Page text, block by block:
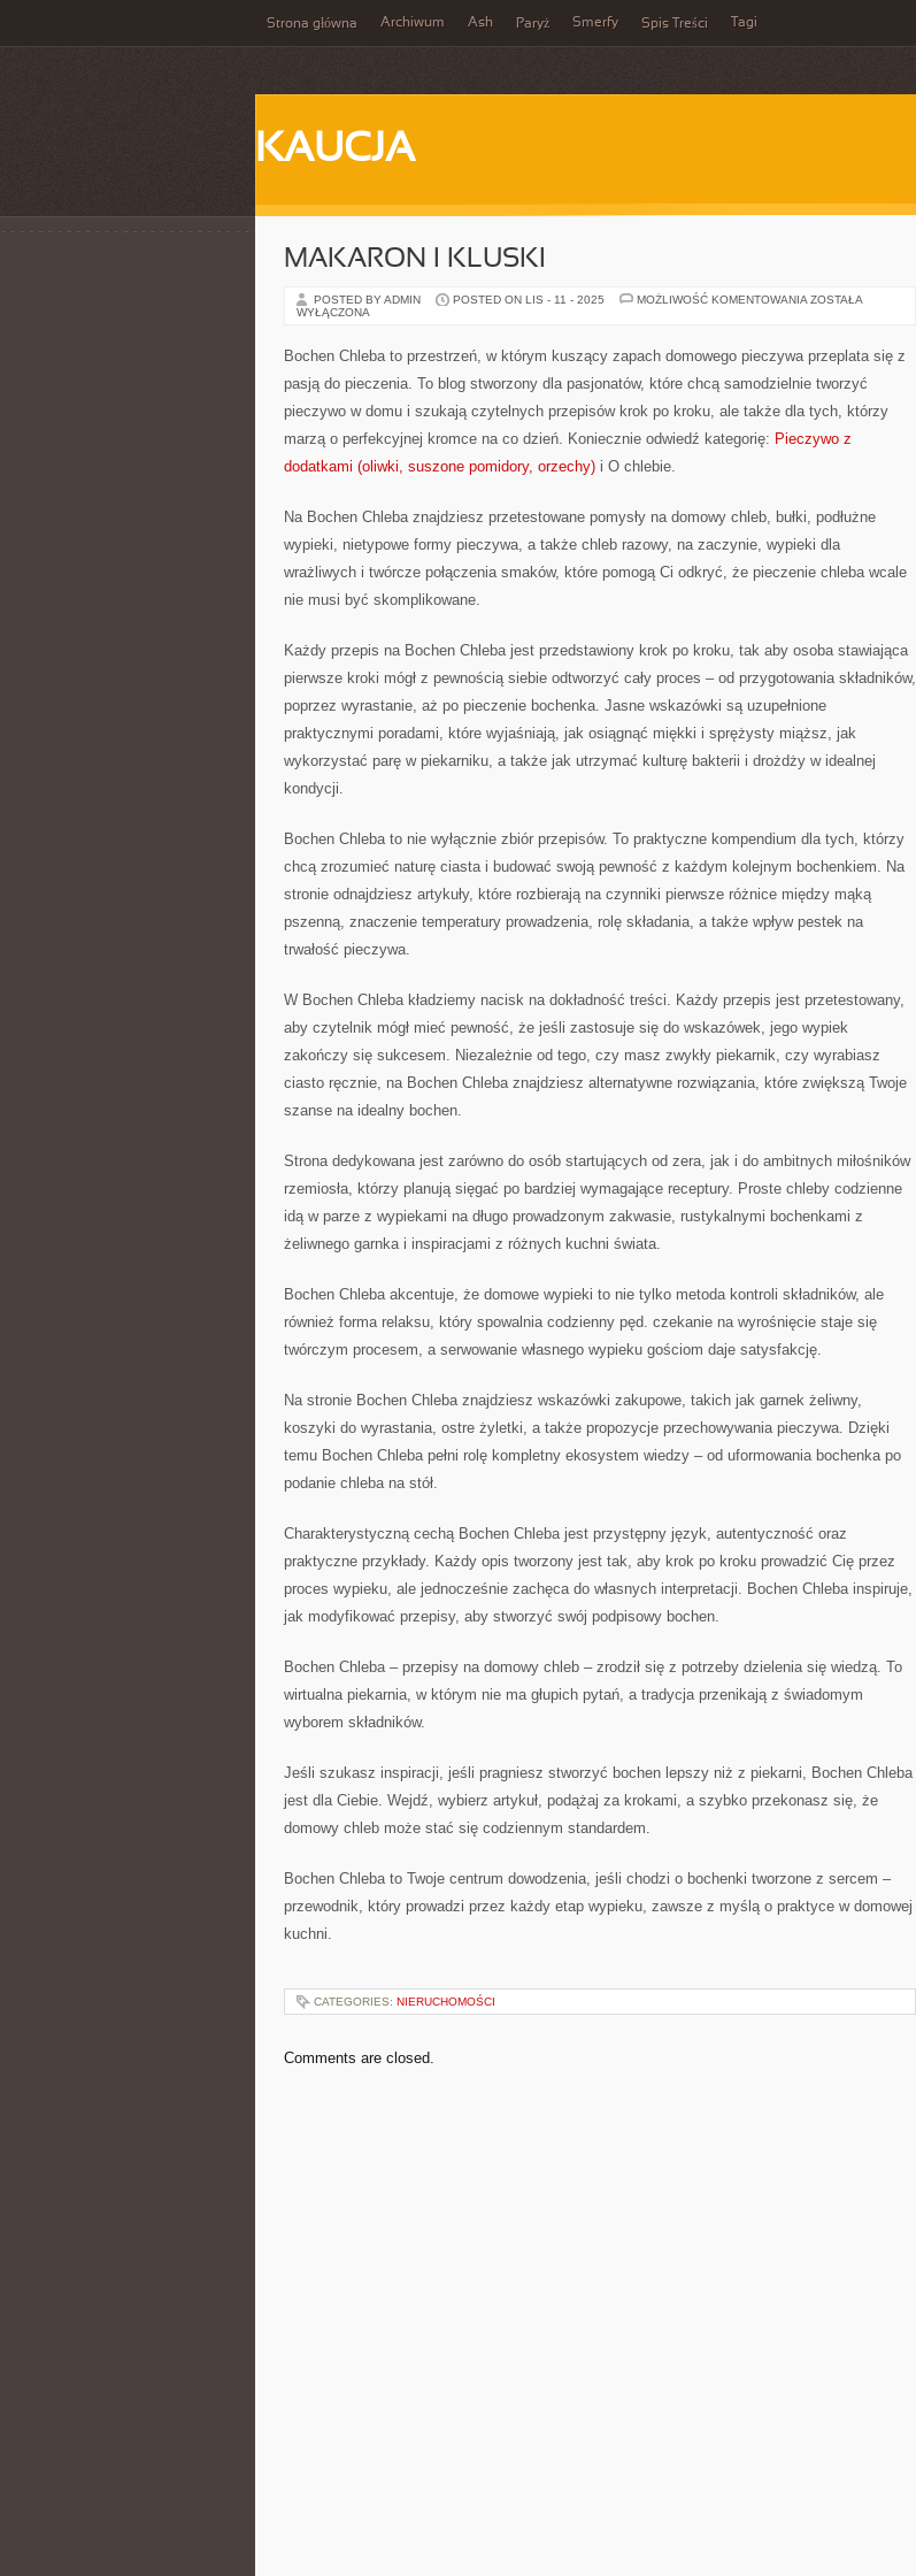
Strona główna Archiwum Ash Paryż Smerfy Spis Treści Tagi
KAUCJA
MAKARON I KLUSKI
POSTED BY ADMIN POSTED ON LIS - 11 - 2025 MOŻLIWOŚĆ KOMENTOWANIA MAKARON
ZOSTAŁA
WYŁĄCZONA
Bochen Chleba to przestrzeń, w którym kuszący zapach domowego pieczywa przeplata się z
pasją do pieczenia. To blog stworzony dla pasjonatów, które chcą samodzielnie tworzyć
pieczywo w domu i szukają czytelnych przepisów krok po kroku, ale także dla tych, którzy
marzą o perfekcyjnej kromce na co dzień. Koniecznie odwiedź kategorię: Pieczywo z
dodatkami (oliwki, suszone pomidory, orzechy) i O chlebie.
Na Bochen Chleba znajdziesz przetestowane pomysły na domowy chleb, bułki, podłużne
wypieki, nietypowe formy pieczywa, a także chleb razowy, na zaczynie, wypieki dla
wrażliwych i twórcze połączenia smaków, które pomogą Ci odkryć, że pieczenie chleba wcale
nie musi być skomplikowane.
Każdy przepis na Bochen Chleba jest przedstawiony krok po kroku, tak aby osoba stawiająca
pierwsze kroki mógł z pewnością siebie odtworzyć cały proces – od przygotowania składników,
poprzez wyrastanie, aż po pieczenie bochenka. Jasne wskazówki są uzupełnione
praktycznymi poradami, które wyjaśniają, jak osiągnąć miękki i sprężysty miąższ, jak
wykorzystać parę w piekarniku, a także jak utrzymać kulturę bakterii i drożdży w idealnej
kondycji.
Bochen Chleba to nie wyłącznie zbiór przepisów. To praktyczne kompendium dla tych, którzy
chcą zrozumieć naturę ciasta i budować swoją pewność z każdym kolejnym bochenkiem. Na
stronie odnajdziesz artykuły, które rozbierają na czynniki pierwsze różnice między mąką
pszenną, znaczenie temperatury prowadzenia, rolę składania, a także wpływ pestek na
trwałość pieczywa.
W Bochen Chleba kładziemy nacisk na dokładność treści. Każdy przepis jest przetestowany,
aby czytelnik mógł mieć pewność, że jeśli zastosuje się do wskazówek, jego wypiek
zakończy się sukcesem. Niezależnie od tego, czy masz zwykły piekarnik, czy wyrabiasz
ciasto ręcznie, na Bochen Chleba znajdziesz alternatywne rozwiązania, które zwiększą Twoje
szanse na idealny bochen.
Strona dedykowana jest zarówno do osób startujących od zera, jak i do ambitnych miłośników
rzemiosła, którzy planują sięgać po bardziej wymagające receptury. Proste chleby codzienne
idą w parze z wypiekami na długo prowadzonym zakwasie, rustykalnymi bochenkami z
żeliwnego garnka i inspiracjami z różnych kuchni świata.
Bochen Chleba akcentuje, że domowe wypieki to nie tylko metoda kontroli składników, ale
również forma relaksu, który spowalnia codzienny pęd. czekanie na wyrośnięcie staje się
twórczym procesem, a serwowanie własnego wypieku gościom daje satysfakcję.
Na stronie Bochen Chleba znajdziesz wskazówki zakupowe, takich jak garnek żeliwny,
koszyki do wyrastania, ostre żyletki, a także propozycje przechowywania pieczywa. Dzięki
temu Bochen Chleba pełni rolę kompletny ekosystem wiedzy – od uformowania bochenka po
podanie chleba na stół.
Charakterystyczną cechą Bochen Chleba jest przystępny język, autentyczność oraz
praktyczne przykłady. Każdy opis tworzony jest tak, aby krok po kroku prowadzić Cię przez
proces wypieku, ale jednocześnie zachęca do własnych interpretacji. Bochen Chleba inspiruje,
jak modyfikować przepisy, aby stworzyć swój podpisowy bochen.
Bochen Chleba – przepisy na domowy chleb – zrodził się z potrzeby dzielenia się wiedzą. To
wirtualna piekarnia, w którym nie ma głupich pytań, a tradycja przenikają z świadomym
wyborem składników.
Jeśli szukasz inspiracji, jeśli pragniesz stworzyć bochen lepszy niż z piekarni, Bochen Chleba
jest dla Ciebie. Wejdź, wybierz artykuł, podążaj za krokami, a szybko przekonasz się, że
domowy chleb może stać się codziennym standardem.
Bochen Chleba to Twoje centrum dowodzenia, jeśli chodzi o bochenki tworzone z sercem –
przewodnik, który prowadzi przez każdy etap wypieku, zawsze z myślą o praktyce w domowej
kuchni.
CATEGORIES: NIERUCHOMOŚCI
Comments are closed.